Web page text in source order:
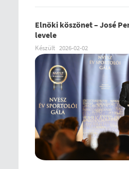
Elnöki köszönet – José
levele
Készült 2026-02-02